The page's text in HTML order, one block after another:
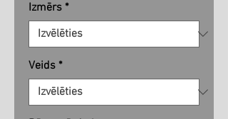
Izmērs *
Veids *